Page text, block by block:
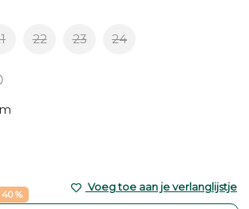
22 23 24
40 %
Voeg toe aan je verlanglijstje